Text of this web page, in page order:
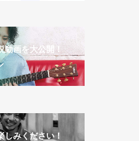
画を大公開！
しみください！